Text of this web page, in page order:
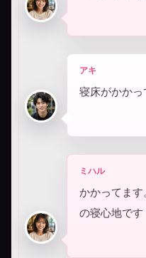
アキ
寝床がかかっ
ミハル
かかってま
の寝心地です